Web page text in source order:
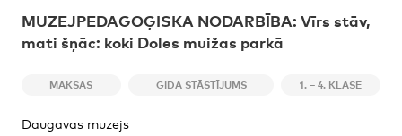
MUZEJPEDAGOĢISKA NODARBĪBA: Vīrs stāv,
mati šņāc: koki Doles muižas parkā
MAKSAS GIDA STĀSTĪJUMS 1. – 4. KLASE
Daugavas muzejs